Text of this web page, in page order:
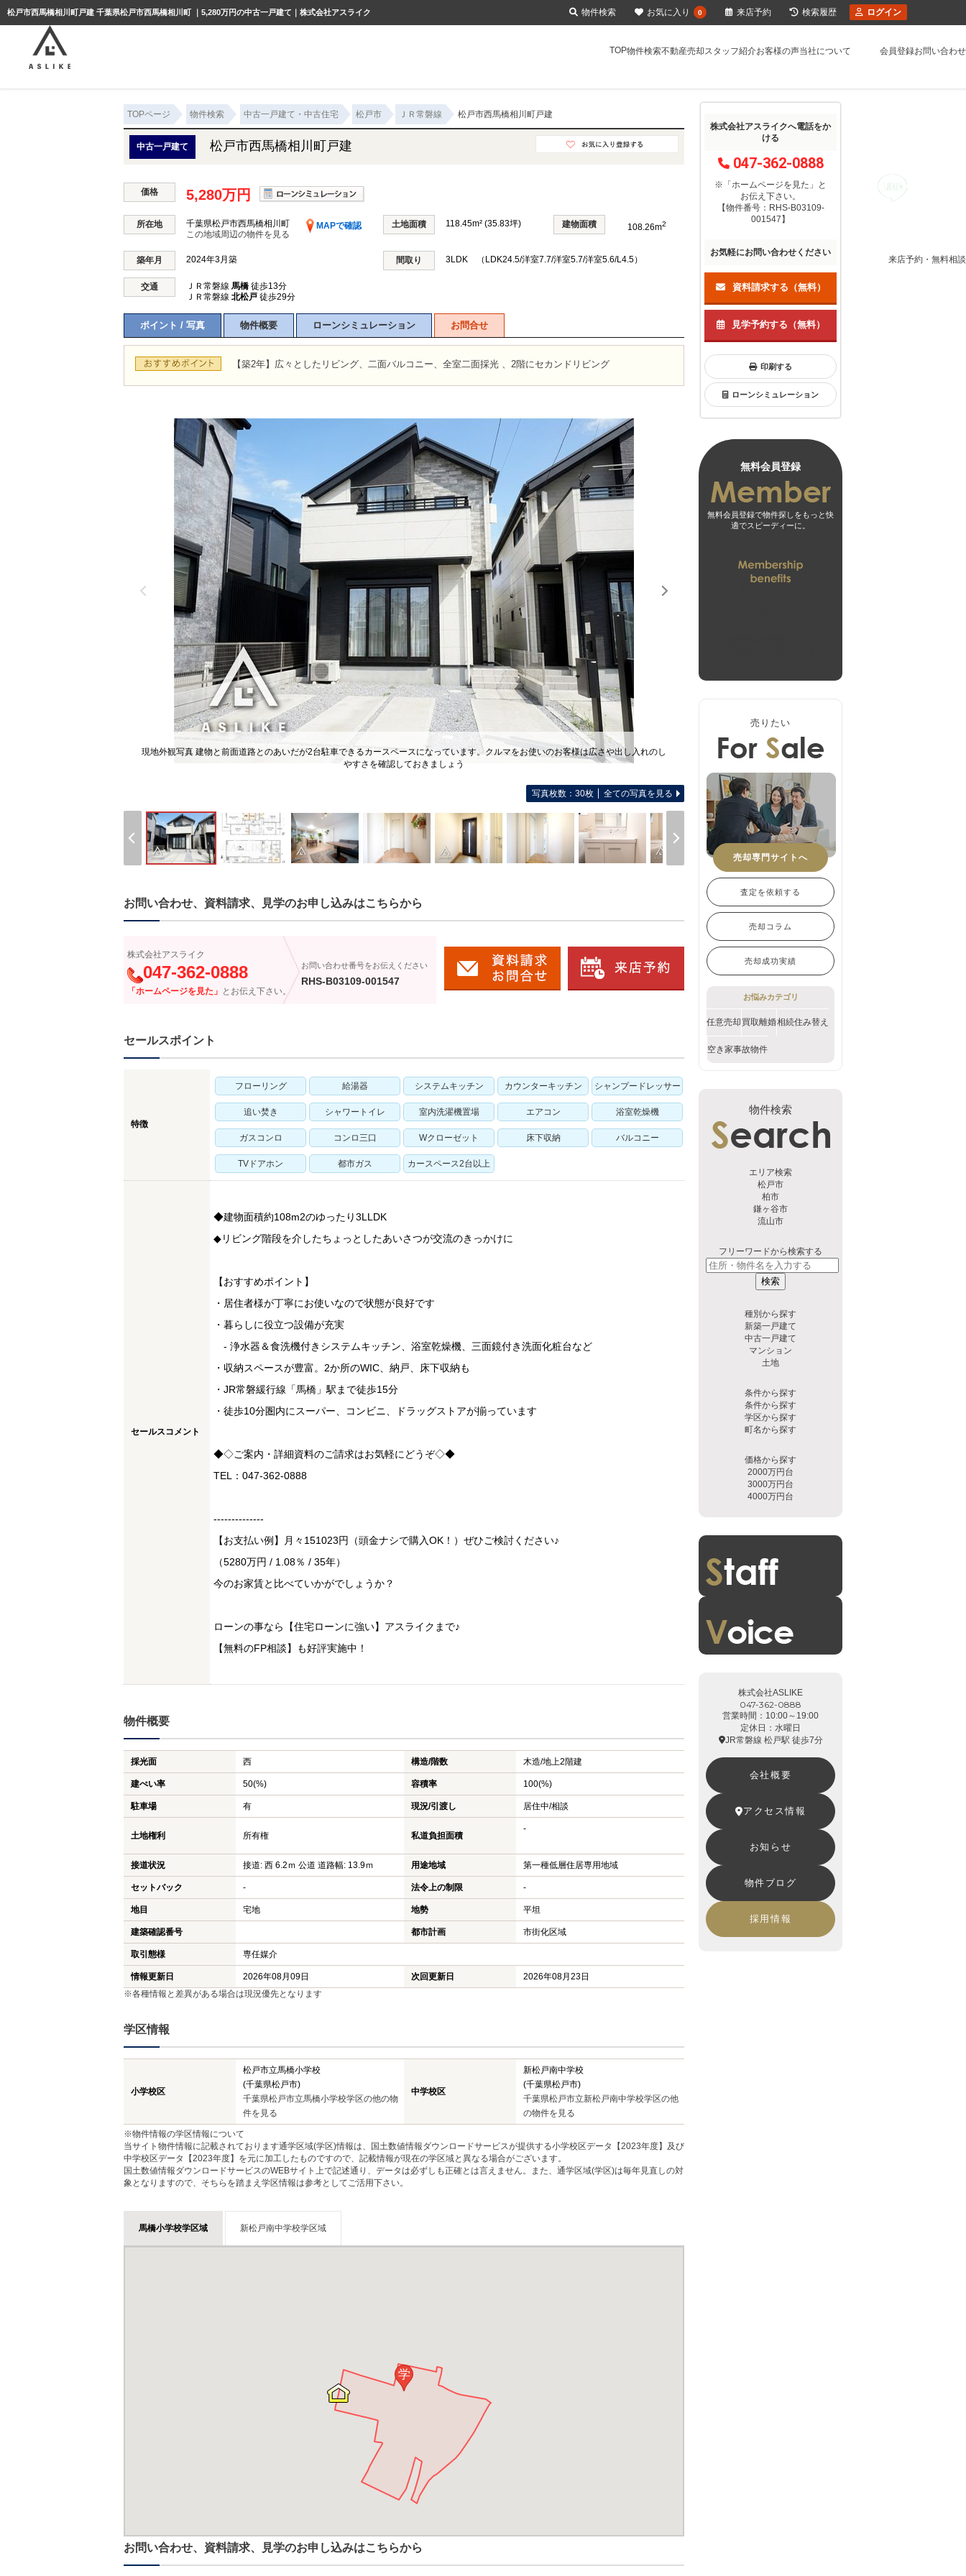
松戸市西馬橋相川町戸建 千葉県松戸市西馬橋相川町 ｜5,280万円の中古一戸建て｜株式会社アスライク
TOP物件検索不動産売却スタッフ紹介お客様の声当社について 会員登録お問い合わせ
来店予約・無料相談
TOPページ 物件検索 中古一戸建て・中古住宅 松戸市 ＪＲ常磐線 松戸市西馬橋相川町戸建
中古一戸建て 松戸市西馬橋相川町戸建
価格 5,280万円
所在地 千葉県松戸市西馬橋相川町
MAPで確認
この地域周辺の物件を見る
土地面積 118.45m² (35.83坪) 建物面積 108.26m2
築年月 2024年3月築 間取り 3LDK （LDK24.5/洋室7.7/洋室5.7/洋室5.6/L4.5）
交通 ＪＲ常磐線 馬橋 徒歩13分
ＪＲ常磐線 北松戸 徒歩29分
ポイント / 写真 物件概要 ローンシミュレーション お問合せ
【築2年】広々としたリビング、二面バルコニー、全室二面採光 、2階にセカンドリビング
現地外観写真 建物と前面道路とのあいだが2台駐車できるカースペースになっています。クルマをお使いのお客様は広さや出し入れのし
やすさを確認しておきましょう
写真枚数：30枚 全ての写真を見る
お問い合わせ、資料請求、見学のお申し込みはこちらから
株式会社アスライク
047-362-0888
「ホームページを見た」 とお伝え下さい。
お問い合わせ番号をお伝えください
RHS-B03109-001547
セールスポイント
特徴
フローリング 給湯器 システムキッチン カウンターキッチン シャンプードレッサー
追い焚き シャワートイレ 室内洗濯機置場 エアコン 浴室乾燥機
ガスコンロ コンロ三口 Wクローゼット 床下収納 バルコニー
TVドアホン 都市ガス カースペース2台以上
セールスコメント
◆建物面積約108m2のゆったり3LLDK
◆リビング階段を介したちょっとしたあいさつが交流のきっかけに
【おすすめポイント】
・居住者様が丁寧にお使いなので状態が良好です
・暮らしに役立つ設備が充実
- 浄水器＆食洗機付きシステムキッチン、浴室乾燥機、三面鏡付き洗面化粧台など
・収納スペースが豊富。2か所のWIC、納戸、床下収納も
・JR常磐緩行線「馬橋」駅まで徒歩15分
・徒歩10分圏内にスーパー、コンビニ、ドラッグストアが揃っています
◆◇ご案内・詳細資料のご請求はお気軽にどうぞ◇◆
TEL：047-362-0888
--------------
【お支払い例】月々151023円（頭金ナシで購入OK！）ぜひご検討ください♪
（5280万円 / 1.08％ / 35年）
今のお家賃と比べていかがでしょうか？
ローンの事なら【住宅ローンに強い】アスライクまで♪
【無料のFP相談】も好評実施中！
物件概要
採光面 西 構造/階数 木造/地上2階建
建ぺい率 50(%) 容積率 100(%)
駐車場 有 現況/引渡し 居住中/相談
土地権利 所有権 私道負担面積
-
接道状況 接道: 西 6.2ｍ 公道 道路幅: 13.9ｍ 用途地域 第一種低層住居専用地域
セットバック - 法令上の制限 -
地目 宅地 地勢 平坦
建築確認番号 都市計画 市街化区域
取引態様 専任媒介
情報更新日 2026年08月09日 次回更新日
2026年08月23日
※各種情報と差異がある場合は現況優先となります
学区情報
小学校区
松戸市立馬橋小学校
(千葉県松戸市)
千葉県松戸市立馬橋小学校学区の他の物
件を見る
中学校区
新松戸南中学校
(千葉県松戸市)
千葉県松戸市立新松戸南中学校学区の他
の物件を見る
※物件情報の学区情報について
当サイト物件情報に記載されております通学区域(学区)情報は、国土数値情報ダウンロードサービスが提供する小学校区データ【2023年度】及び
中学校区データ【2023年度】を元に加工したものですので、記載情報が現在の学区域と異なる場合がございます。
国土数値情報ダウンロードサービスのWEBサイト上で記述通り、データは必ずしも正確とは言えません。また、通学区域(学区)は毎年見直しの対
象となりますので、そちらを踏まえ学区情報は参考としてご活用下さい。
馬橋小学校学区域 新松戸南中学校学区域
学
お問い合わせ、資料請求、見学のお申し込みはこちらから
株式会社アスライクへ電話をか
ける
047-362-0888
※「ホームページを見た」
と
お伝え下さい。
【物件番号：RHS-B03109-
001547】
お気軽にお問い合わせください
資料請求する（無料）
見学予約する（無料）
印刷する
ローンシミュレーション
無料会員登録
無料会員登録で物件探しをもっと快
適でスピーディーに。
売りたい
売却専門サイトへ
査定を依頼する
売却コラム
売却成功実績
お悩みカテゴリ
任意売却 買取離婚相続住み替え
空き家事故物件
物件検索
エリア検索
松戸市
柏市
鎌ヶ谷市
流山市
フリーワードから検索する
検索
種別から探す
新築一戸建て
中古一戸建て
マンション
土地
条件から探す
条件から探す
学区から探す
町名から探す
価格から探す
2000万円台
3000万円台
4000万円台
株式会社ASLIKE
047-362-0888
営業時間：10:00～19:00
定休日：水曜日
JR常磐線 松戸駅 徒歩7分
会社概要
アクセス情報
お知らせ
物件ブログ
採用情報
物件検索 お気に入り 0 来店予約 検索履歴 ログイン
ようこそゲスト様